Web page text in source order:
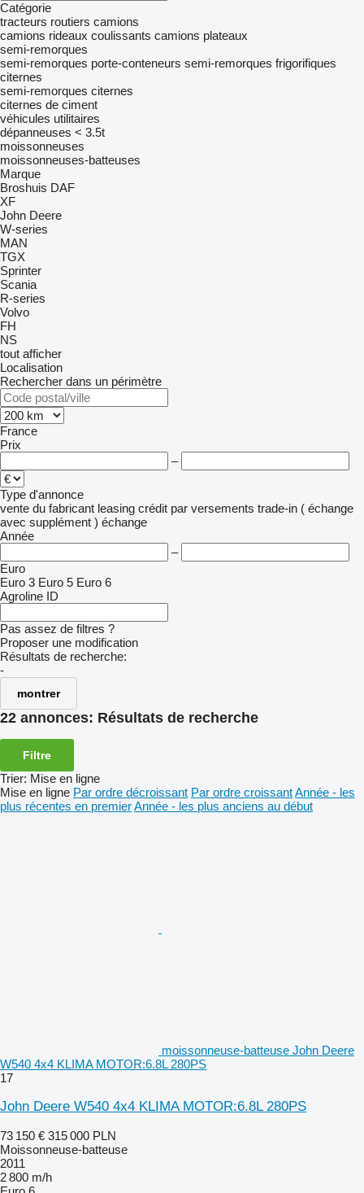
Catégorie
tracteurs routiers camions
camions rideaux coulissants camions plateaux
semi-remorques
semi-remorques porte-conteneurs semi-remorques frigorifiques
citernes
semi-remorques citernes
citernes de ciment
véhicules utilitaires
dépanneuses < 3.5t
moissonneuses
moissonneuses-batteuses
Marque
Broshuis DAF
XF
John Deere
W-series
MAN
TGX
Sprinter
Scania
R-series
Volvo
FH
NS
tout afficher
Localisation
Rechercher dans un périmètre
France
Prix
–
Type d'annonce
vente du fabricant leasing crédit par versements trade-in ( échange
avec supplément ) échange
Année
–
Euro
Euro 3 Euro 5 Euro 6
Agroline ID
Pas assez de filtres ?
Proposer une modification
Résultats de recherche:
-
montrer
22 annonces: Résultats de recherche
Filtre
Trier: Mise en ligne
Mise en ligne Par ordre décroissant Par ordre croissantAnnée - les
plus récentes en premierAnnée - les plus anciens au début
moissonneuse-batteuse John Deere
W540 4x4 KLIMA MOTOR:6.8L 280PS
17
John Deere W540 4x4 KLIMA MOTOR:6.8L 280PS
73 150 € 315 000 PLN
Moissonneuse-batteuse
2011
2 800 m/h